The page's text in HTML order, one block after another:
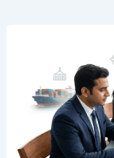
India:
Funding,
DGFT
&